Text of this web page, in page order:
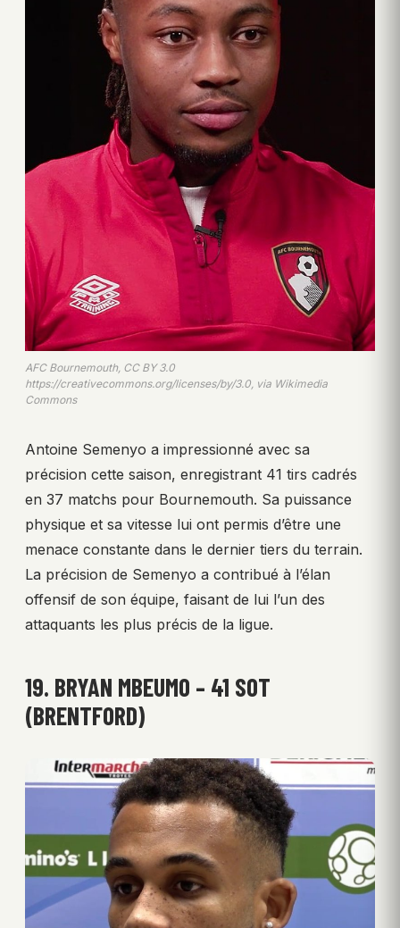
AFC Bournemouth, CC BY 3.0
https://creativecommons.org/licenses/by/3.0, via Wikimedia
Commons
Antoine Semenyo a impressionné avec sa
précision cette saison, enregistrant 41 tirs cadrés
en 37 matchs pour Bournemouth. Sa puissance
physique et sa vitesse lui ont permis d’être une
menace constante dans le dernier tiers du terrain.
La précision de Semenyo a contribué à l’élan
offensif de son équipe, faisant de lui l’un des
attaquants les plus précis de la ligue.
19. BRYAN MBEUMO – 41 SOT
(BRENTFORD)